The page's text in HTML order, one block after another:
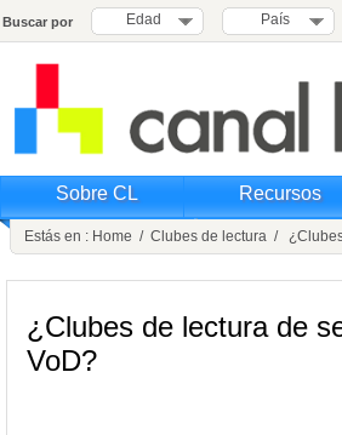
Buscar por Edad País
Sobre CL Recursos
Estás en : Home / Clubes de lectura / ¿Clubes
¿Clubes de lectura de
VoD?